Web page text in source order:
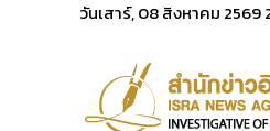
วันเสาร์, 08 สิงหาคม 2569